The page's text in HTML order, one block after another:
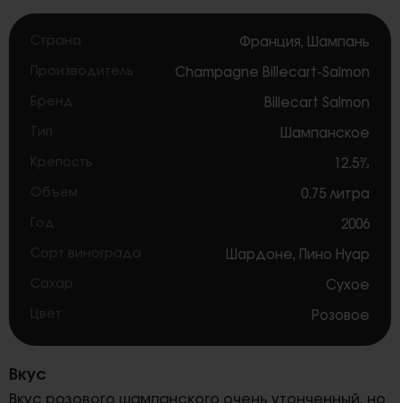
Страна Франция, Шампань
Производитель Champagne Billecart-Salmon
Бренд Billecart Salmon
Тип Шампанское
Крепость 12.5%
Объем 0.75 литра
Год 2006
Сорт винограда Шардоне, Пино Нуар
Сахар Сухое
Цвет Розовое
Вкус
Вкус розового шампанского очень утонченный, но